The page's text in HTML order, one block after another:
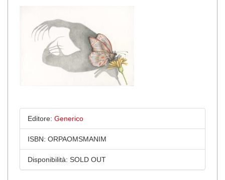
Editore: Generico
ISBN: ORPAOMSMANIM
Disponibilità: SOLD OUT